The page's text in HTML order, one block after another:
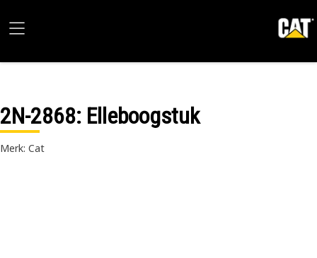
2N-2868: Elleboogstuk
Merk: Cat